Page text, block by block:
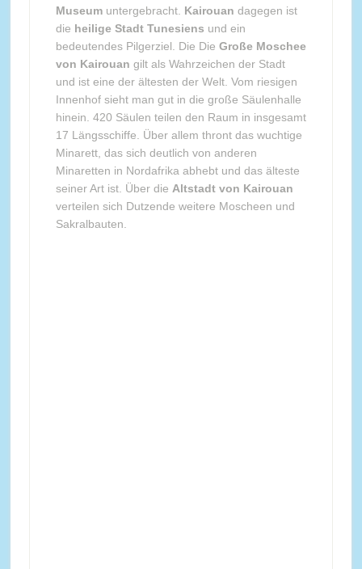
Museumuntergebracht. Kairouan dagegen ist
die heilige Stadt Tunesiens und ein
bedeutendes Pilgerziel. Die Die Große Moschee
von Kairouan gilt als Wahrzeichen der Stadt
und ist eine der ältesten der Welt. Vom riesigen
Innenhof sieht man gut in die große Säulenhalle
hinein. 420 Säulen teilen den Raum in insgesamt
17 Längsschiffe. Über allem thront das wuchtige
Minarett, das sich deutlich von anderen
Minaretten in Nordafrika abhebt und das älteste
seiner Art ist. Über die Altstadt von Kairouan
verteilen sich Dutzende weitere Moscheen und
Sakralbauten.